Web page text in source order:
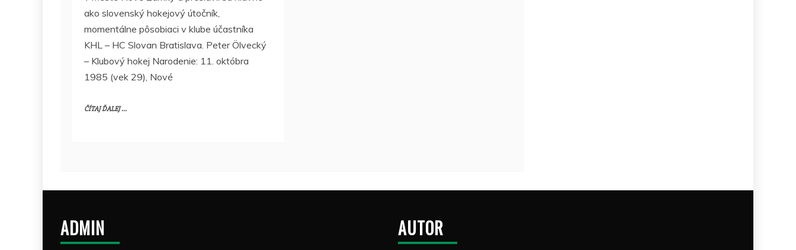
ako slovenský hokejový útočník,
momentálne pôsobiaci v klube účastníka
KHL – HC Slovan Bratislava. Peter Ölvecký
– Klubový hokej Narodenie: 11. októbra
1985 (vek 29), Nové
ČÍTAJ ĎALEJ ...
ADMIN AUTOR